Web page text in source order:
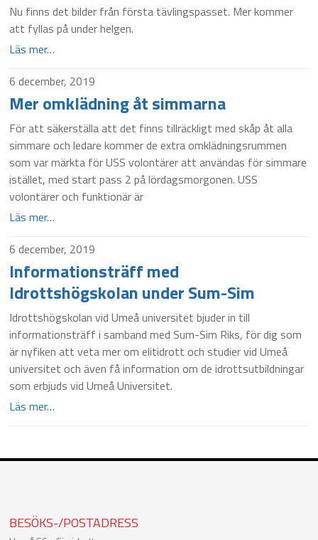
Nu finns det bilder från första tävlingspasset. Mer kommer
att fyllas på under helgen.
Läs mer…
6 december, 2019
Mer omklädning åt simmarna
För att säkerställa att det finns tillräckligt med skåp åt alla
simmare och ledare kommer de extra omklädningsrummen
som var märkta för USS volontärer att användas för simmare
istället, med start pass 2 på lördagsmorgonen. USS
volontärer och funktionär är
Läs mer…
6 december, 2019
Informationsträff med
Idrottshögskolan under Sum-Sim
Idrottshögskolan vid Umeå universitet bjuder in till
informationsträff i samband med Sum-Sim Riks, för dig som
är nyfiken att veta mer om elitidrott och studier vid Umeå
universitet och även få information om de idrottsutbildningar
som erbjuds vid Umeå Universitet.
Läs mer…
BESÖKS-/POSTADRESS